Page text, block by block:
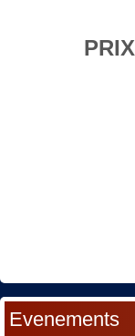
PRIX
Evenements